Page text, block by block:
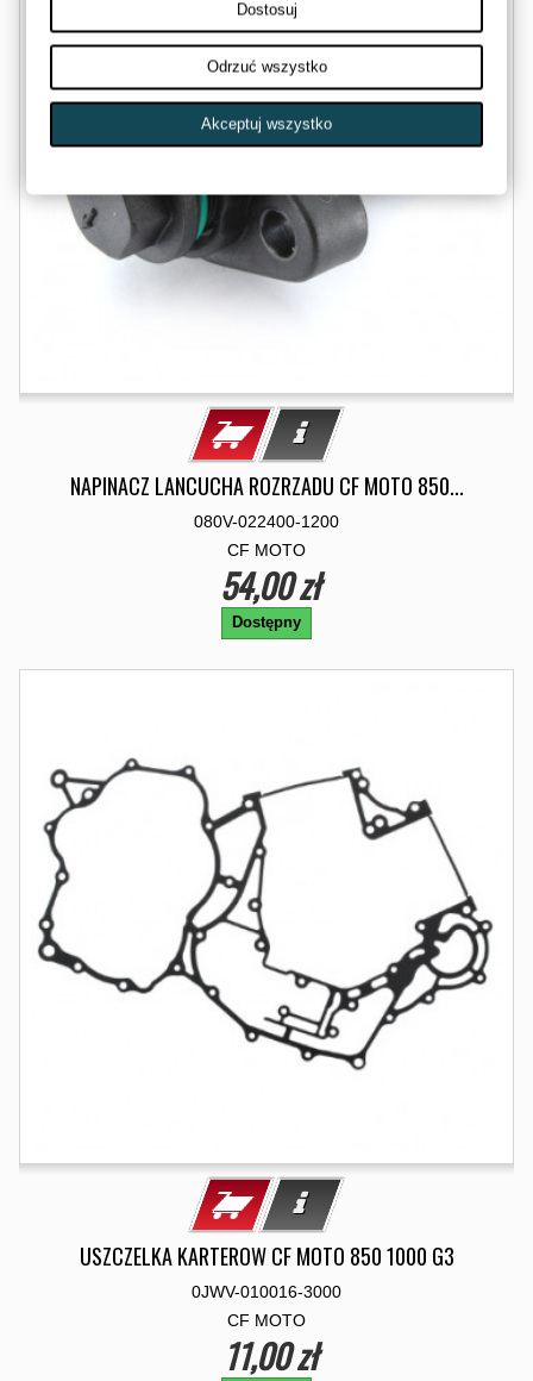
NAPINACZ LANCUCHA ROZRZADU CF MOTO 850...
080V-022400-1200
CF MOTO
54,00 zł
Dostępny
USZCZELKA KARTEROW CF MOTO 850 1000 G3
0JWV-010016-3000
CF MOTO
11,00 zł
Dostosuj
Odrzuć wszystko
Akceptuj wszystko